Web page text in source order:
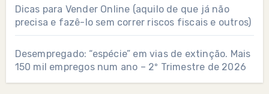
Dicas para Vender Online (aquilo de que já não
precisa e fazê-lo sem correr riscos fiscais e outros)
Desempregado: “espécie” em vias de extinção. Mais
150 mil empregos num ano – 2º Trimestre de 2026